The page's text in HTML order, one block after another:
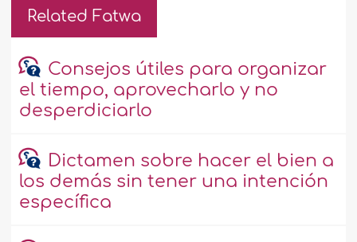
Related Fatwa
Consejos útiles para organizar
el tiempo, aprovecharlo y no
desperdiciarlo
Dictamen sobre hacer el bien a
los demás sin tener una intención
específica